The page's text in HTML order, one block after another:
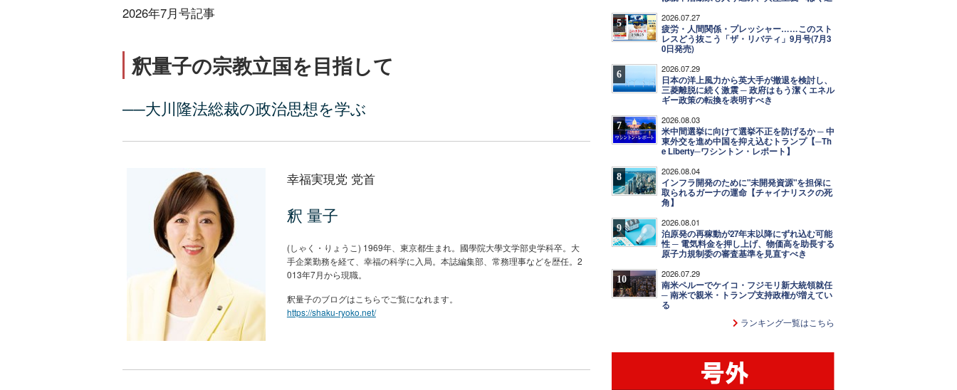
2026年7月号記事
釈量子の宗教立国を目指して
──大川隆法総裁の政治思想を学ぶ
幸福実現党 党首
釈 量子
(しゃく・りょうこ) 1969年、東京都生まれ。國學院大學文学部史学科卒。大
手企業勤務を経て、幸福の科学に入局。本誌編集部、常務理事などを歴任。2
013年7月から現職。
釈量子のブログはこちらでご覧になれます。
https://shaku-ryoko.net/
5 2026.07.27
疲労・人間関係・プレッシャー……このスト
レスどう抜こう「ザ・リバティ」9月号(7月3
0日発売)
6 2026.07.29
日本の洋上風力から英大手が撤退を検討し、
三菱離脱に続く激震 ─ 政府はもう潔くエネル
ギー政策の転換を表明すべき
7 2026.08.03
米中間選挙に向けて選挙不正を防げるか ─ 中
東外交を進め中国を抑え込むトランプ【─Th
e Liberty─ワシントン・レポート】
8 2026.08.04
インフラ開発のために"未開発資源"を担保に
取られるガーナの運命【チャイナリスクの死
角】
9 2026.08.01
泊原発の再稼動が27年末以降にずれ込む可能
性 ─ 電気料金を押し上げ、物価高を助長する
原子力規制委の審査基準を見直すべき
10 2026.07.29
南米ペルーでケイコ・フジモリ新大統領就任
─ 南米で親米・トランプ支持政権が増えてい
る
ランキング一覧はこちら